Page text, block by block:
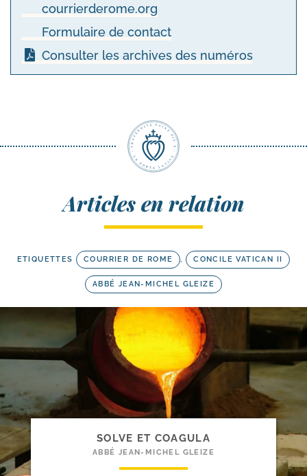
courrierderome.org
Formulaire de contact
Consulter les archives des numéros
Articles en relation
ETIQUETTES COURRIER DE ROME , CONCILE VATICAN II
ABBÉ JEAN-MICHEL GLEIZE
SOLVE ET COAGULA
ABBÉ JEAN-MICHEL GLEIZE